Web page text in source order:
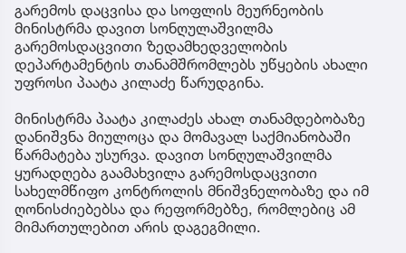
გარემოს დაცვისა და სოფლის მეურნეობის
მინისტრმა დავით სონღულაშვილმა
გარემოსდაცვითი ზედამხედველობის
დეპარტამენტის თანამშრომლებს უწყების ახალი
უფროსი პაატა კილაძე წარუდგინა.
მინისტრმა პაატა კილაძეს ახალ თანამდებობაზე
დანიშვნა მიულოცა და მომავალ საქმიანობაში
წარმატება უსურვა. დავით სონღულაშვილმა
ყურადღება გაამახვილა გარემოსდაცვითი
სახელმწიფო კონტროლის მნიშვნელობაზე და იმ
ღონისძიებებსა და რეფორმებზე, რომლებიც ამ
მიმართულებით არის დაგეგმილი.